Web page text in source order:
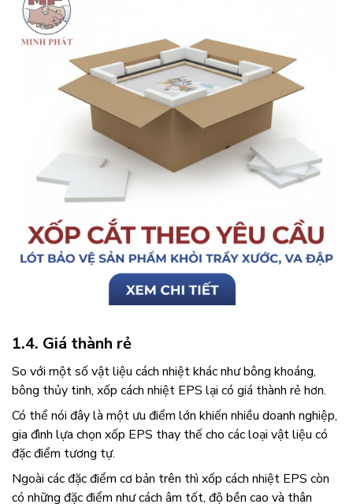
1.4. Giá thành rẻ
So với một số vật liệu cách nhiệt khác như bông khoáng,
bông thủy tinh, xốp cách nhiệt EPS lại có giá thành rẻ hơn.
Có thể nói đây là một ưu điểm lớn khiến nhiều doanh nghiệp,
gia đình lựa chọn xốp EPS thay thế cho các loại vật liệu có
đặc điểm tương tự.
Ngoài các đặc điểm cơ bản trên thì xốp cách nhiệt EPS còn
có những đặc điểm như cách âm tốt, độ bền cao và thân